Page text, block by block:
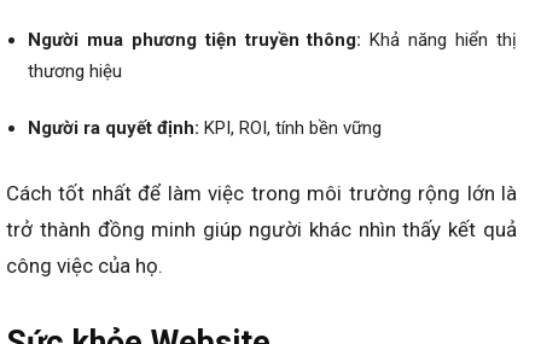
Người mua phương tiện truyền thông: Khả năng hiển thị
thương hiệu
Người ra quyết định: KPI, ROI, tính bền vững
Cách tốt nhất để làm việc trong môi trường rộng lớn là
trở thành đồng minh giúp người khác nhìn thấy kết quả
công việc của họ.